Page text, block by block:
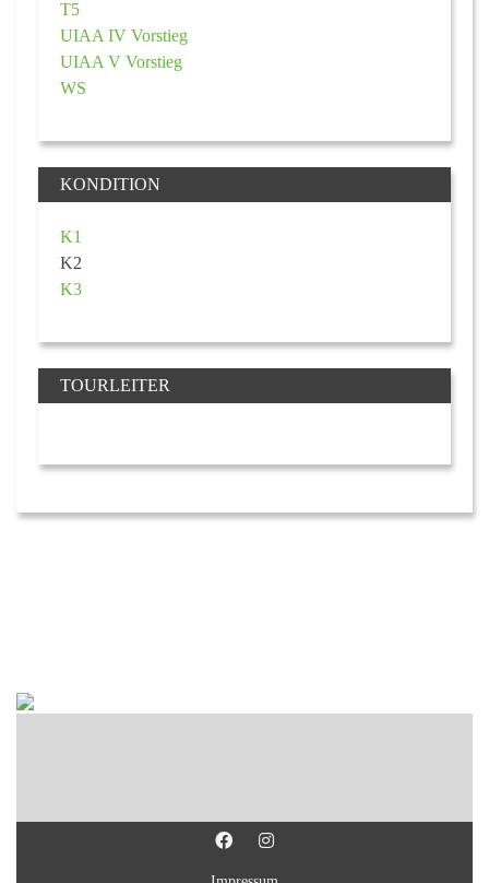
T5
UIAA IV Vorstieg
UIAA V Vorstieg
WS
KONDITION
K1
K2
K3
TOURLEITER